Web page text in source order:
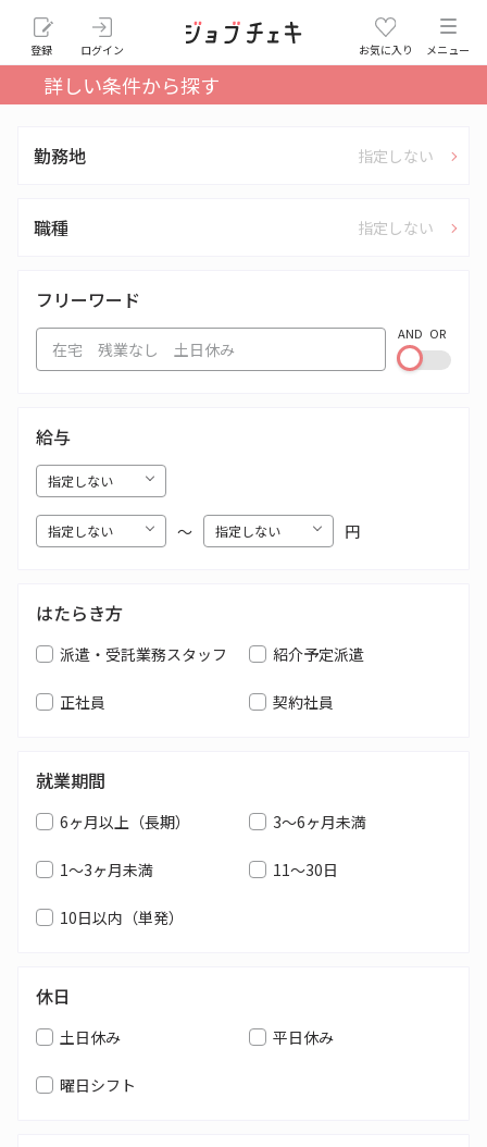
登録 ログイン お気に入り メニュー
詳しい条件から探す
勤務地 指定しない
職種 指定しない
フリーワード
AND OR
給与
〜 円
はたらき方
派遣・受託業務スタッフ 紹介予定派遣
正社員 契約社員
就業期間
6ヶ月以上（長期） 3～6ヶ月未満
1～3ヶ月未満 11～30日
10日以内（単発）
休日
土日休み 平日休み
曜日シフト